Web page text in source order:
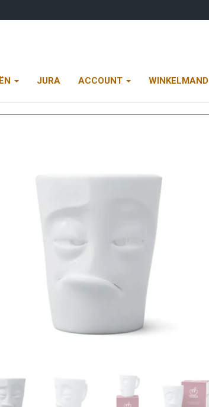
JURA ACCOUNT WINKELMAND